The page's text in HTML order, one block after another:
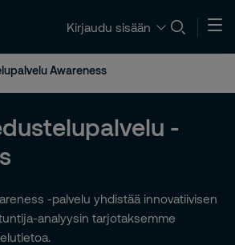
Kirjaudu sisään
Awareness
-
-palvelu yhdistää innovatiivisen
analyysin tarjotaksemme